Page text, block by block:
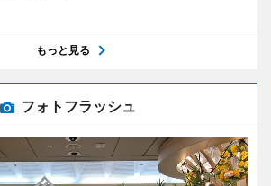
もっと見る
フォトフラッシュ